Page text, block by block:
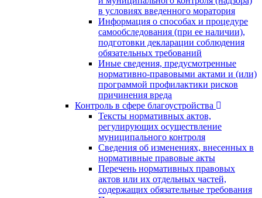
в условиях введенного моратория
Информация о способах и процедуре
самообследования (при ее наличии),
подготовки декларации соблюдения
обязательных требований
Иные сведения, предусмотренные
нормативно-правовыми актами и (или)
программой профилактики рисков
причинения вреда
Контроль в сфере благоустройства
Тексты нормативных актов,
регулирующих осуществление
муниципального контроля
Сведения об изменениях, внесенных в
нормативные правовые акты
Перечень нормативных правовых
актов или их отдельных частей,
содержащих обязательные требования